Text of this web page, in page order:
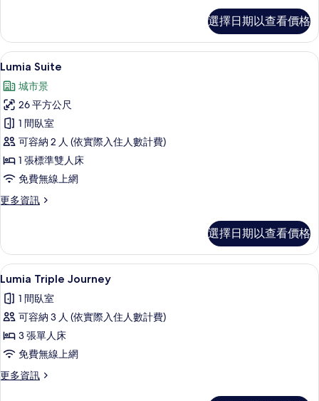
的
詳
情
選擇日期以查看價格
顯
示
Lumia
Suite
的
所
有
相
片
Lumia Suite | 起居區 | 75-吋LED 液
13
Lumia Suite
城市景
26 平方公尺
1 間臥室
可容納 2 人 (依實際入住人數計費)
1 張標準雙人床
免費無線上網
更多資訊
更
的
詳
情
選擇日期以查看價格
顯
示
Lumia
Triple
Journey
的
所
Lumia Triple Journey | 高級寢具、遮
1
Lumia Triple Journey
1 間臥室
可容納 3 人 (依實際入住人數計費)
3 張單人床
免費無線上網
更多資訊
更